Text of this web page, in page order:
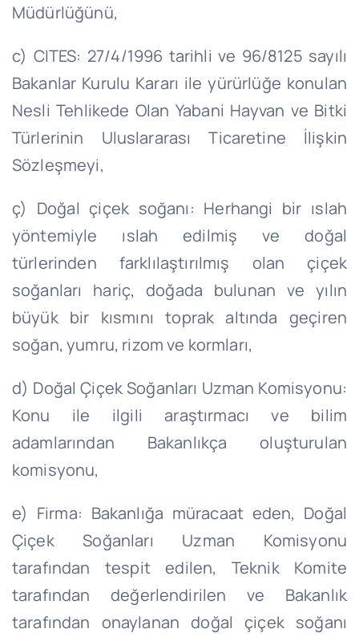
Müdürlüğünü,
c) CITES: 27/4/1996 tarihli ve 96/8125 sayılı
Bakanlar Kurulu Kararı ile yürürlüğe konulan
Nesli Tehlikede Olan Yabani Hayvan ve Bitki
Türlerinin Uluslararası Ticaretine İlişkin
Sözleşmeyi,
ç) Doğal çiçek soğanı: Herhangi bir ıslah
yöntemiyle ıslah edilmiş ve doğal
türlerinden farklılaştırılmış olan çiçek
soğanları hariç, doğada bulunan ve yılın
büyük bir kısmını toprak altında geçiren
soğan, yumru, rizom ve kormları,
d) Doğal Çiçek Soğanları Uzman Komisyonu:
Konu ile ilgili araştırmacı ve bilim
adamlarından Bakanlıkça oluşturulan
komisyonu,
e) Firma: Bakanlığa müracaat eden, Doğal
Çiçek Soğanları Uzman Komisyonu
tarafından tespit edilen, Teknik Komite
tarafından değerlendirilen ve Bakanlık
tarafından onaylanan doğal çiçek soğanı